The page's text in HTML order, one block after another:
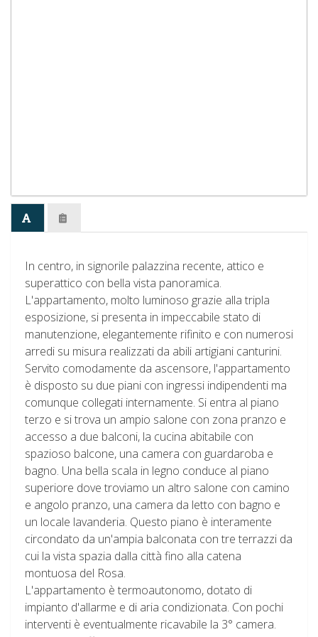
In centro, in signorile palazzina recente, attico e
superattico con bella vista panoramica.
L'appartamento, molto luminoso grazie alla tripla
esposizione, si presenta in impeccabile stato di
manutenzione, elegantemente rifinito e con numerosi
arredi su misura realizzati da abili artigiani canturini.
Servito comodamente da ascensore, l'appartamento
è disposto su due piani con ingressi indipendenti ma
comunque collegati internamente. Si entra al piano
terzo e si trova un ampio salone con zona pranzo e
accesso a due balconi, la cucina abitabile con
spazioso balcone, una camera con guardaroba e
bagno. Una bella scala in legno conduce al piano
superiore dove troviamo un altro salone con camino
e angolo pranzo, una camera da letto con bagno e
un locale lavanderia. Questo piano è interamente
circondato da un'ampia balconata con tre terrazzi da
cui la vista spazia dalla città fino alla catena
montuosa del Rosa.
L'appartamento è termoautonomo, dotato di
impianto d'allarme e di aria condizionata. Con pochi
interventi è eventualmente ricavabile la 3° camera.